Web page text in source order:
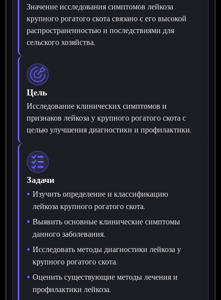
Значение исследования симптомов лейкоза
крупного рогатого скота связано с его высокой
распространенностью и последствиями для
сельского хозяйства.
Цель
Исследование клинических симптомов и
признаков лейкоза у крупного рогатого скота с
целью улучшения диагностики и профилактики.
Задачи
Изучить определение и классификацию
лейкоза крупного рогатого скота.
Выявить основные клинические симптомы
данного заболевания.
Исследовать методы диагностики лейкоза у
крупного рогатого скота.
Оценить существующие методы лечения и
профилактики лейкоза.